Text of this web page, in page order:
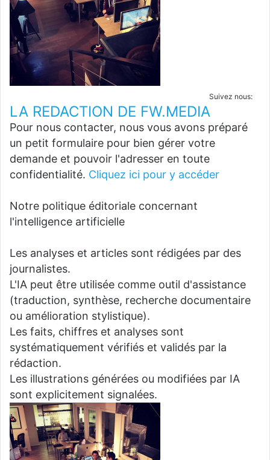
Suivez nous:
LA REDACTION DE FW.MEDIA
Pour nous contacter, nous vous avons préparé
un petit formulaire pour bien gérer votre
demande et pouvoir l'adresser en toute
confidentialité. Cliquez ici pour y accéder
Notre politique éditoriale concernant
l'intelligence artificielle
Les analyses et articles sont rédigées par des
journalistes.
L'IA peut être utilisée comme outil d'assistance
(traduction, synthèse, recherche documentaire
ou amélioration stylistique).
Les faits, chiffres et analyses sont
systématiquement vérifiés et validés par la
rédaction.
Les illustrations générées ou modifiées par IA
sont explicitement signalées.